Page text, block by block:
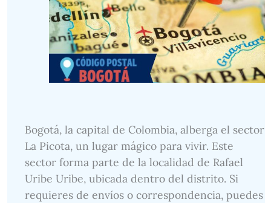
Bogotá, la capital de Colombia, alberga el sector
La Picota, un lugar mágico para vivir. Este
sector forma parte de la localidad de Rafael
Uribe Uribe, ubicada dentro del distrito. Si
requieres de envíos o correspondencia, puedes